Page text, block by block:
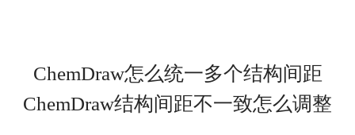
ChemDraw怎么统一多个结构间距
ChemDraw结构间距不一致怎么调整